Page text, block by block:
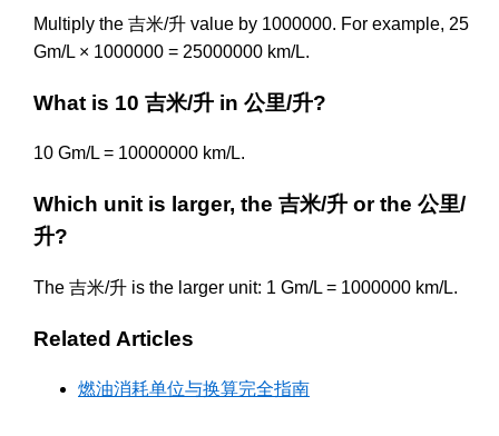
Multiply the 吉米/升 value by 1000000. For example, 25
Gm/L × 1000000 = 25000000 km/L.
What is 10 吉米/升 in 公里/升?
10 Gm/L = 10000000 km/L.
Which unit is larger, the 吉米/升 or the 公里/
升?
The 吉米/升 is the larger unit: 1 Gm/L = 1000000 km/L.
Related Articles
燃油消耗单位与换算完全指南